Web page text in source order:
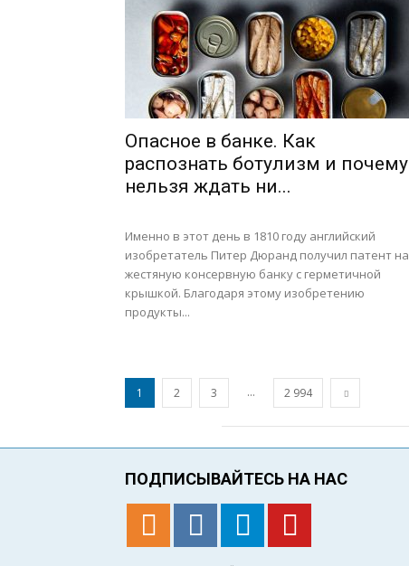
Опасное в банке. Как
распознать ботулизм и почему
нельзя ждать ни...
Именно в этот день в 1810 году английский
изобретатель Питер Дюранд получил патент на
жестяную консервную банку с герметичной
крышкой. Благодаря этому изобретению
продукты...
1 2 3 ... 2 994
ПОДПИСЫВАЙТЕСЬ НА НАС